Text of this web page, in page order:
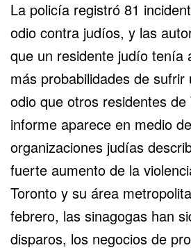
La policía registró 81
odio contra judíos, y las
que un residente judío tenía
más probabilidades de sufrir
odio que otros residentes de
informe aparece en medio
organizaciones judías
fuerte aumento de la
Toronto y su área
febrero, las sinagogas han
disparos, los negocios de